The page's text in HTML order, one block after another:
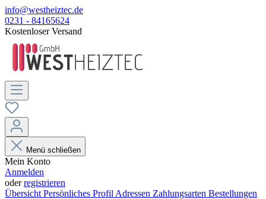
info@westheiztec.de
0231 - 84165624
Kostenloser Versand
Menü schließen
Mein Konto
Anmelden
oderregistrieren
Übersicht Persönliches Profil Adressen Zahlungsarten Bestellungen